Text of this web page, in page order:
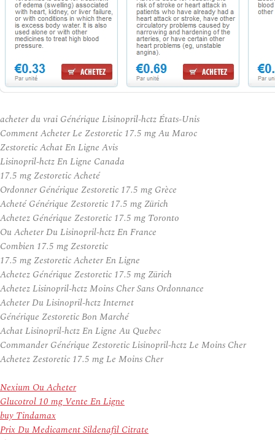
acheter du vrai Générique Lisinopril-hctz États-Unis
Comment Acheter Le Zestoretic 17.5 mg Au Maroc
Zestoretic Achat En Ligne Avis
Lisinopril-hctz En Ligne Canada
17.5 mg Zestoretic Acheté
Ordonner Générique Zestoretic 17.5 mg Grèce
Acheté Générique Zestoretic 17.5 mg Zürich
Achetez Générique Zestoretic 17.5 mg Toronto
Ou Acheter Du Lisinopril-hctz En France
Combien 17.5 mg Zestoretic
17.5 mg Zestoretic Acheter En Ligne
Achetez Générique Zestoretic 17.5 mg Zürich
Achetez Lisinopril-hctz Moins Cher Sans Ordonnance
Acheter Du Lisinopril-hctz Internet
Générique Zestoretic Bon Marché
Achat Lisinopril-hctz En Ligne Au Quebec
Commander Générique Zestoretic Lisinopril-hctz Le Moins Cher
Achetez Zestoretic 17.5 mg Le Moins Cher
Nexium Ou Acheter
Glucotrol 10 mg Vente En Ligne
buy Tindamax
Prix Du Medicament Sildenafil Citrate